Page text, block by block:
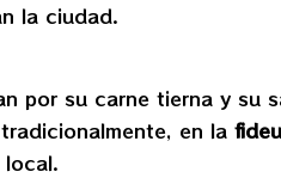
la ciudad.
por su carne tierna y su
en la